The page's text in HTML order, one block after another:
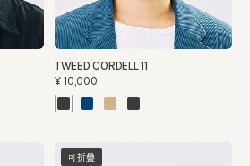
TWEED CORDELL 11
¥10,000
可折疊